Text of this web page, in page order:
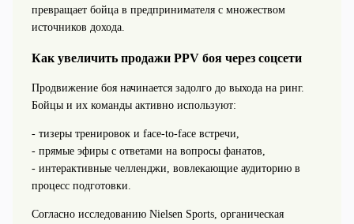
превращает бойца в предпринимателя с множеством
источников дохода.
Как увеличить продажи PPV боя через соцсети
Продвижение боя начинается задолго до выхода на ринг.
Бойцы и их команды активно используют:
- тизеры тренировок и face-to-face встречи,
- прямые эфиры с ответами на вопросы фанатов,
- интерактивные челленджи, вовлекающие аудиторию в
процесс подготовки.
Согласно исследованию Nielsen Sports, органическая